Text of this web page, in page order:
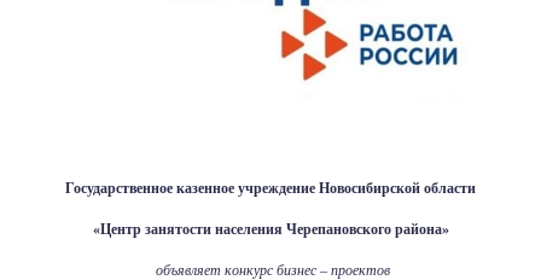
Государственное казенное учреждение Новосибирской области
«Центр занятости населения Черепановского района»
объявляет конкурс бизнес – проектов